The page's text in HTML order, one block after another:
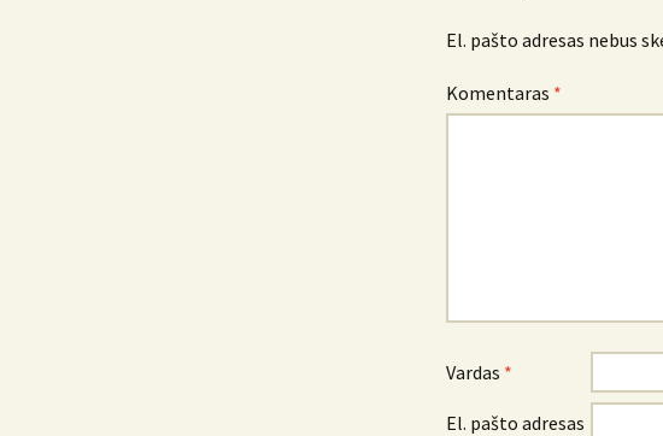
El. pašto adresas nebus
Komentaras *
Vardas *
El. pašto adresas